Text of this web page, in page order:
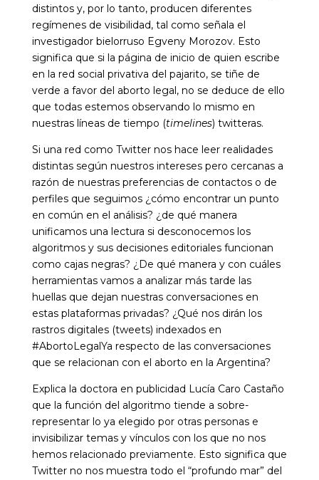
distintos y, por lo tanto, producen diferentes
regímenes de visibilidad, tal como señala el
investigador bielorruso Egveny Morozov. Esto
significa que si la página de inicio de quien escribe
en la red social privativa del pajarito, se tiñe de
verde a favor del aborto legal, no se deduce de ello
que todas estemos observando lo mismo en
nuestras líneas de tiempo (timelines) twitteras.
Si una red como Twitter nos hace leer realidades
distintas según nuestros intereses pero cercanas a
razón de nuestras preferencias de contactos o de
perfiles que seguimos ¿cómo encontrar un punto
en común en el análisis? ¿de qué manera
unificamos una lectura si desconocemos los
algoritmos y sus decisiones editoriales funcionan
como cajas negras? ¿De qué manera y con cuáles
herramientas vamos a analizar más tarde las
huellas que dejan nuestras conversaciones en
estas plataformas privadas? ¿Qué nos dirán los
rastros digitales (tweets) indexados en
#AbortoLegalYa respecto de las conversaciones
que se relacionan con el aborto en la Argentina?
Explica la doctora en publicidad Lucía Caro Castaño
que la función del algoritmo tiende a sobre-
representar lo ya elegido por otras personas e
invisibilizar temas y vínculos con los que no nos
hemos relacionado previamente. Esto significa que
Twitter no nos muestra todo el “profundo mar” del